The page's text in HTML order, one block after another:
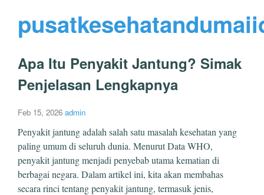
Apa Itu Penyakit Jantung? Simak
Penjelasan Lengkapnya
Feb 15, 2026 admin
Penyakit jantung adalah salah satu masalah kesehatan yang
paling umum di seluruh dunia. Menurut Data WHO,
penyakit jantung menjadi penyebab utama kematian di
berbagai negara. Dalam artikel ini, kita akan membahas
secara rinci tentang penyakit jantung, termasuk jenis,